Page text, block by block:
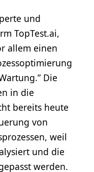
und
TopTest.ai,
allem einen
Die
in die
bereits heute
von
weil
und die
werden.